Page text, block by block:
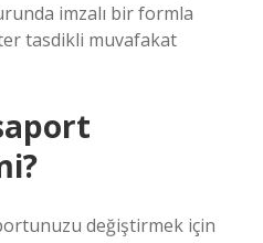
imzalı bir formla
tasdikli muvafakat
değiştirmek için